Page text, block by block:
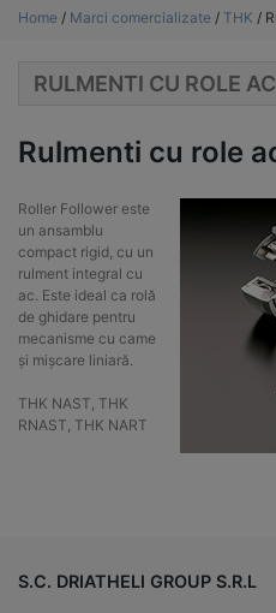
Home / Marci comercializate / THK /
RULMENTI CU ROLE
Rulmenti cu role
Roller Follower este
un ansamblu
compact rigid, cu un
rulment integral cu
ac. Este ideal ca rolă
de ghidare pentru
mecanisme cu came
și mișcare liniară.
THK NAST, THK
RNAST, THK NART
S.C. DRIATHELI GROUP S.R.L